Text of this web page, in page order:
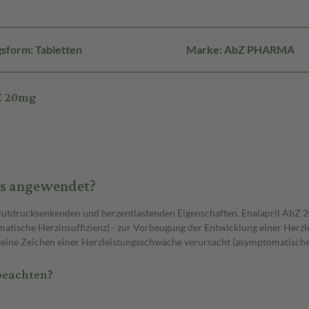
Tabletten Marke: AbZ PHARMA
angewendet?
und herzentlastenden Eigenschaften. Enalapril AbZ
Herzinsuffizienz) - zur Vorbeugung der Entwicklung einer
Zeichen einer Herzleistungsschwäche verursacht